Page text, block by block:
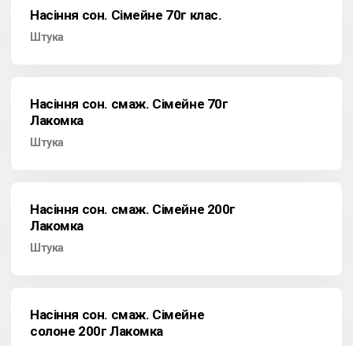
Насіння сон. Сімейне 70г клас.
Штука
Насіння сон. смаж. Сімейне 70г
Лакомка
Штука
Насіння сон. смаж. Сімейне 200г
Лакомка
Штука
Насіння сон. смаж. Сімейне
солоне 200г Лакомка